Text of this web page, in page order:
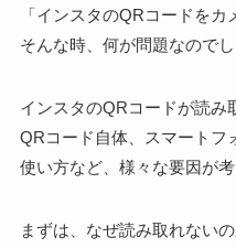
「インスタのQRコードを
そんな時、何が問題なのでし
インスタのQRコードが読み
QRコード自体、スマートフ
使い方など、様々な要因が考
まずは、なぜ読み取れない